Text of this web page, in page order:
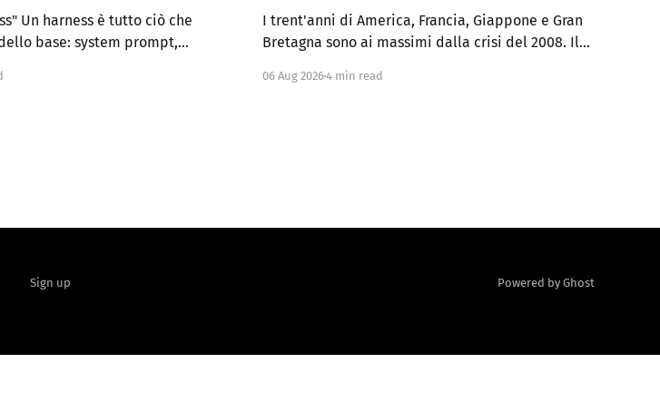
che
base: system prompt,
del contesto, memoria
I trent'anni di America, Francia, Giappone e Gran
Bretagna sono ai massimi dalla crisi del 2008. Il
panico fiscale del 2022. Chi sperava che, a
06 Aug 20264 min read
Sign up Powered by Ghost